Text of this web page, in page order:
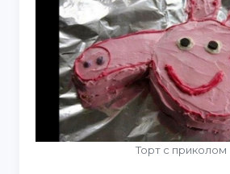
Торт с приколом